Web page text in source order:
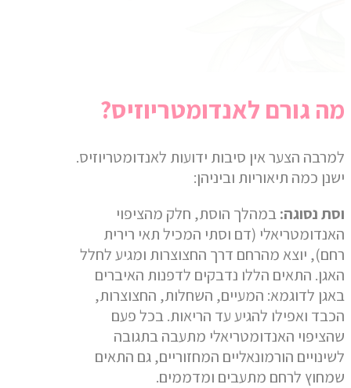
מה גורם לאנדומטריוזיס?
למרבה הצער אין סיבות ידועות לאנדומטריוזיס.
ישנן כמה תיאוריות וביניהן:
וסת נסוגה:במהלך הוסת, חלק מהציפוי
האנדומטריאלי (דם וסתי המכיל תאי רירית
רחם), יוצא מהרחם דרך החצוצרות ומגיע לחלל
האגן. התאים הללו נדבקים לדפנות האיברים
באגן לדוגמא: המעיים, השחלות, החצוצרות,
הכבד ואפילו להגיע עד הריאות. בכל פעם
שהציפוי האנדומטריאלי מתעבה בתגובה
לשינויים הורמונאליים המחזוריים, גם התאים
שמחוץ לרחם מתעבים ומדממים.